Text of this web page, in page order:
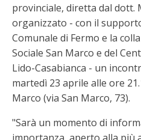
provinciale, diretta dal dott.
organizzato - con il
Comunale di Fermo e la
Sociale San Marco e del
Lido-Casabianca - un
martedì 23 aprile alle ore
Marco (via San Marco, 73).
"Sarà un momento di